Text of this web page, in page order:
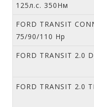
125л.с. 350Нм
FORD TRANSIT
75/90/110 Hp
FORD TRANSIT 2.0
FORD TRANSIT 2.0